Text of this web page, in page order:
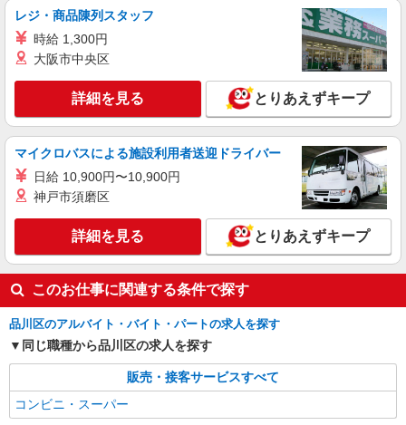
キープ 詳細を見る
レジ・商品陳列スタッフ
時給 1,300円
大阪市中央区
詳細を見る とりあえずキープ
マイクロバスによる施設利用者送迎ドライバー
日給 10,900円〜10,900円
神戸市須磨区
詳細を見る とりあえずキープ
このお仕事に関連する条件で探す
品川区のアルバイト・バイト・パートの求人を探す
同じ職種から品川区の求人を探す
販売・接客サービスすべて
コンビニ・スーパー